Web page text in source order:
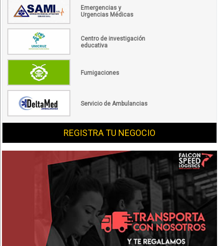
Emergencias y
Urgencias Médicas
Centro de investigación
educativa
Fumigaciones
Servicio de Ambulancias
REGISTRA TU NEGOCIO